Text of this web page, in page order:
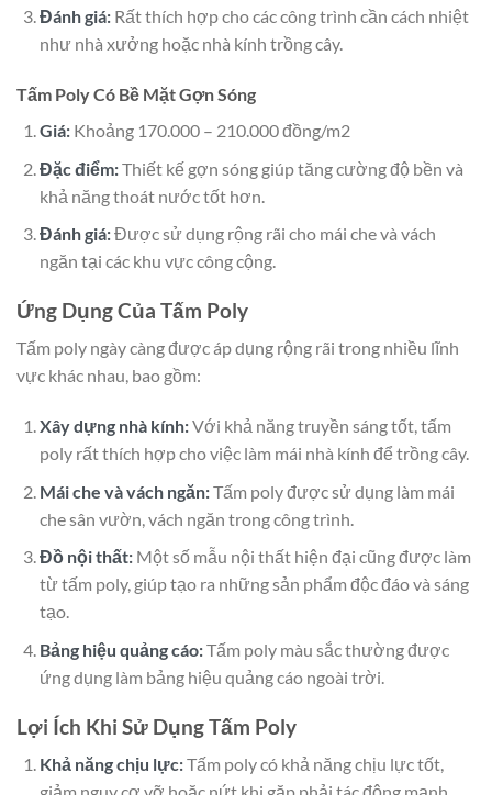
Đánh giá:Rất thích hợp cho các công trình cần cách nhiệt
như nhà xưởng hoặc nhà kính trồng cây.
Tấm Poly Có Bề Mặt Gợn Sóng
Giá:Khoảng 170.000 – 210.000 đồng/m2
Đặc điểm:Thiết kế gợn sóng giúp tăng cường độ bền và
khả năng thoát nước tốt hơn.
Đánh giá:Được sử dụng rộng rãi cho mái che và vách
ngăn tại các khu vực công cộng.
Ứng Dụng Của Tấm Poly
Tấm poly ngày càng được áp dụng rộng rãi trong nhiều lĩnh
vực khác nhau, bao gồm:
Xây dựng nhà kính:Với khả năng truyền sáng tốt, tấm
poly rất thích hợp cho việc làm mái nhà kính để trồng cây.
Mái che và vách ngăn:Tấm poly được sử dụng làm mái
che sân vườn, vách ngăn trong công trình.
Đồ nội thất:Một số mẫu nội thất hiện đại cũng được làm
từ tấm poly, giúp tạo ra những sản phẩm độc đáo và sáng
tạo.
Bảng hiệu quảng cáo:Tấm poly màu sắc thường được
ứng dụng làm bảng hiệu quảng cáo ngoài trời.
Lợi Ích Khi Sử Dụng Tấm Poly
Khả năng chịu lực:Tấm poly có khả năng chịu lực tốt,